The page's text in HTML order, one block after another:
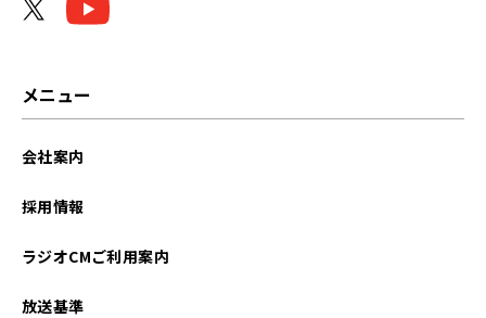
メニュー
会社案内
採用情報
ラジオCMご利用案内
放送基準